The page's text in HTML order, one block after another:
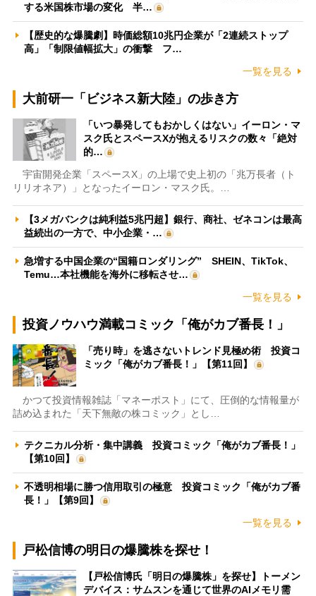
する米国株市場の変化 半…
【歴史的な爆騰劇】時価総額10兆円企業が「2連続ストップ
高」「制限値幅拡大」の衝撃 フ…
一覧を見る
大前研一「ビジネス新大陸」の歩き方
「いつ暴発してもおかしくはない」イーロン・マ
スク氏とスペースXが抱えるリスクの数々「絶対
的…
宇宙開発企業「スペースX」の上場で史上初の「兆万長者（ト
リリオネア）」となったイーロン・マスク氏。…
【3メガバンクは純利益5兆円超】銀行、商社、ゼネコンは最高
益続出の一方で、中小企業・…
急増する中国企業の“国籍ロンダリング” SHEIN、TikTok、
Temu…本社機能を海外に移転させ…
一覧を見る
投資ノウハウ満載コミック「俺がカブ番長！」
「売り時」を逃さないトレンド見極め術 投資コ
ミック「俺がカブ番長！」【第11回】
かつて投資情報雑誌「マネーポスト」にて、圧倒的な情報量が
詰め込まれた「天下無敵の株コミック」とし…
テクニカル分析・集中講義 投資コミック「俺がカブ番長！」
【第10回】
不透明相場に勝つ信用取引の極意 投資コミック「俺がカブ番
長！」【第9回】
一覧を見る
戸松信博の明日の爆騰株を探せ！
【戸松信博氏「明日の爆騰株」を探せ】トーメン
デバイス：サムスンを通じて世界のAIメモリ需